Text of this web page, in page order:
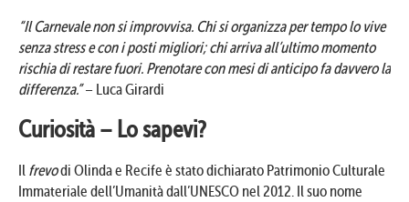
“Il Carnevale non si improvvisa. Chi si organizza per tempo lo vive
senza stress e con i posti migliori; chi arriva all’ultimo momento
rischia di restare fuori. Prenotare con mesi di anticipo fa davvero la
differenza.”– Luca Girardi
Curiosità – Lo sapevi?
Il frevodi Olinda e Recife è stato dichiarato Patrimonio Culturale
Immateriale dell’Umanità dall’UNESCO nel 2012. Il suo nome